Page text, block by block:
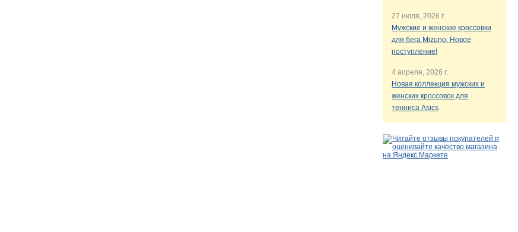
27 июля, 2026 г.
Мужские и женские кроссовки
для бега Mizuno. Новое
поступление!
4 апреля, 2026 г.
Новая коллекция мужских и
женских кроссовок для
тенниса Asics